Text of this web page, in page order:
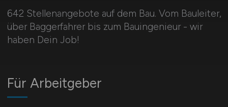
642 Stellenangebote auf dem Bau. Vom Bauleiter,
über Baggerfahrer bis zum Bauingenieur - wir
haben Dein Job!
Für Arbeitgeber